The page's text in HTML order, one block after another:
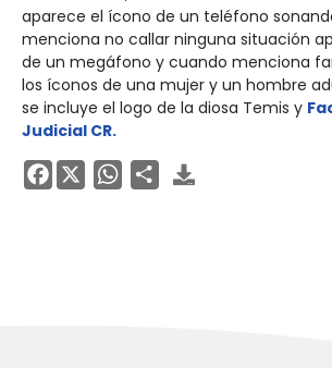
aparece el ícono de un teléfono
menciona no callar ninguna situación
de un megáfono y cuando menciona
los íconos de una mujer y un hombre
se incluye el logo de la diosa Temis y
Judicial CR.
Facebook